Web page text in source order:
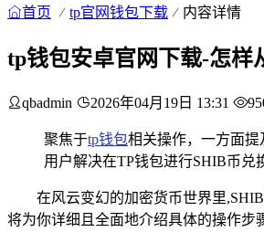
首页 tp官网钱包下载 内容详情
tp钱包安卓官网下载-怎样
qbadmin 2026年04月19日 13:31
聚焦于tp钱包相关操作，一方面
用户解决在TP钱包进行SHIB币兑
在风云变幻的加密货币世界里
将为你详细且全面地介绍具体的操作步